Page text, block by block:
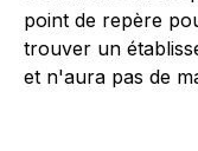
point de repère
trouver un
et n'aura pas de